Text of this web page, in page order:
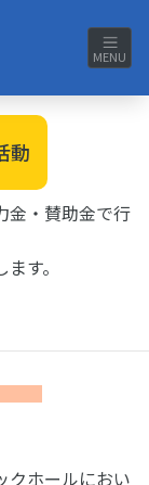
MENU
動
金・賛助金で行
す。
クホールにおい